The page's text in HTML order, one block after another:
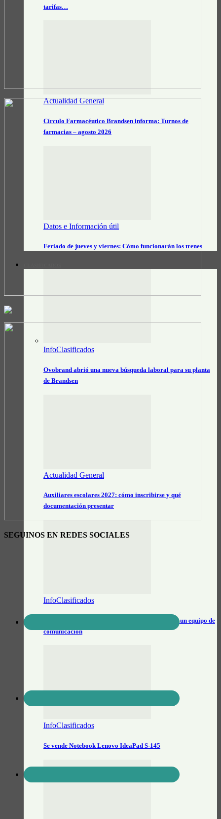
tarifas…
Actualidad General
Círculo Farmacéutico Brandsen informa: Turnos de
farmacias – agosto 2026
Datos e Información útil
Feriado de jueves y viernes: Cómo funcionarán los trenes
InfoClasificados
Ovobrand abrió una nueva búsqueda laboral para su planta
de Brandsen
Actualidad General
Auxiliares escolares 2027: cómo inscribirse y qué
documentación presentar
InfoClasificados
Buscan realizador/a audiovisual para sumarse a un equipo de
comunicación
InfoClasificados
Se vende Notebook Lenovo IdeaPad S-145
SEGUINOS EN REDES SOCIALES